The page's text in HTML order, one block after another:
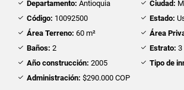
Departamento: Antioquia Ciudad:
Código: 10092500 Estado:
Área Terreno: 60 m² Área
Baños: 2 Estrato: 3
Año construcción: 2005 Tipo de
Administración: $290.000 COP